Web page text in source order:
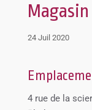
24 Juil 2020
4 rue de la